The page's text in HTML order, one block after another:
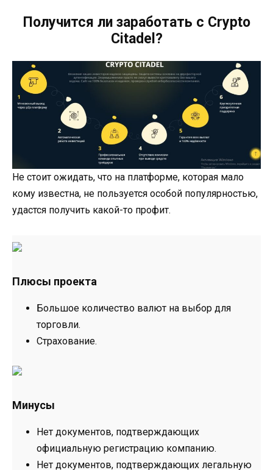
Получится ли заработать с Crypto
Citadel?
Не стоит ожидать, что на платформе, которая мало
кому известна, не пользуется особой популярностью,
удастся получить какой-то профит.
Плюсы проекта
Большое количество валют на выбор для
торговли.
Страхование.
Минусы
Нет документов, подтверждающих
официальную регистрацию компанию.
Нет документов, подтверждающих легальную